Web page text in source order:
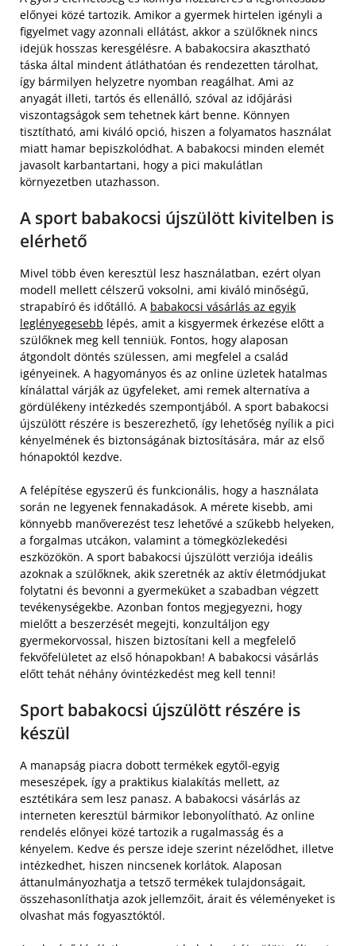
előnyei közé tartozik. Amikor a gyermek hirtelen igényli a
figyelmet vagy azonnali ellátást, akkor a szülőknek nincs
idejük hosszas keresgélésre. A babakocsira akasztható
táska által mindent átláthatóan és rendezetten tárolhat,
így bármilyen helyzetre nyomban reagálhat. Ami az
anyagát illeti, tartós és ellenálló, szóval az időjárási
viszontagságok sem tehetnek kárt benne. Könnyen
tisztítható, ami kiváló opció, hiszen a folyamatos használat
miatt hamar bepiszkolódhat. A babakocsi minden elemét
javasolt karbantartani, hogy a pici makulátlan
környezetben utazhasson.
A sport babakocsi újszülött kivitelben is
elérhető
Mivel több éven keresztül lesz használatban, ezért olyan
modell mellett célszerű voksolni, ami kiváló minőségű,
strapabíró és időtálló. A babakocsi vásárlás az egyik
leglényegesebb lépés, amit a kisgyermek érkezése előtt a
szülőknek meg kell tenniük. Fontos, hogy alaposan
átgondolt döntés szülessen, ami megfelel a család
igényeinek. A hagyományos és az online üzletek hatalmas
kínálattal várják az ügyfeleket, ami remek alternatíva a
gördülékeny intézkedés szempontjából. A sport babakocsi
újszülött részére is beszerezhető, így lehetőség nyílik a pici
kényelmének és biztonságának biztosítására, már az első
hónapoktól kezdve.
A felépítése egyszerű és funkcionális, hogy a használata
során ne legyenek fennakadások. A mérete kisebb, ami
könnyebb manőverezést tesz lehetővé a szűkebb helyeken,
a forgalmas utcákon, valamint a tömegközlekedési
eszközökön. A sport babakocsi újszülött verziója ideális
azoknak a szülőknek, akik szeretnék az aktív életmódjukat
folytatni és bevonni a gyermeküket a szabadban végzett
tevékenységekbe. Azonban fontos megjegyezni, hogy
mielőtt a beszerzését megejti, konzultáljon egy
gyermekorvossal, hiszen biztosítani kell a megfelelő
fekvőfelületet az első hónapokban! A babakocsi vásárlás
előtt tehát néhány óvintézkedést meg kell tenni!
Sport babakocsi újszülött részére is
készül
A manapság piacra dobott termékek egytől-egyig
meseszépek, így a praktikus kialakítás mellett, az
esztétikára sem lesz panasz. A babakocsi vásárlás az
interneten keresztül bármikor lebonyolítható. Az online
rendelés előnyei közé tartozik a rugalmasság és a
kényelem. Kedve és persze ideje szerint nézelődhet, illetve
intézkedhet, hiszen nincsenek korlátok. Alaposan
áttanulmányozhatja a tetsző termékek tulajdonságait,
összehasonlíthatja azok jellemzőit, árait és véleményeket is
olvashat más fogyasztóktól.